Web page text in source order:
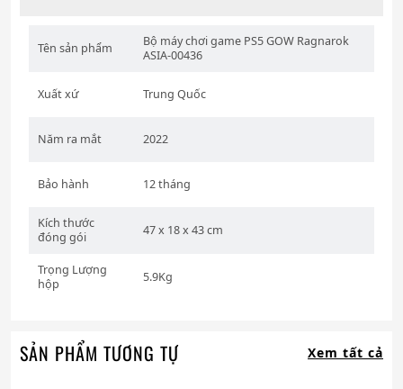
Tên sản phẩm
Bộ máy chơi game PS5 GOW Ragnarok
ASIA-00436
Xuất xứ Trung Quốc
Năm ra mắt 2022
Bảo hành 12 tháng
Kích thước
đóng gói
47 x 18 x 43 cm
Trọng Lượng
hộp
5.9Kg
SẢN PHẨM TƯƠNG TỰ Xem tất cả